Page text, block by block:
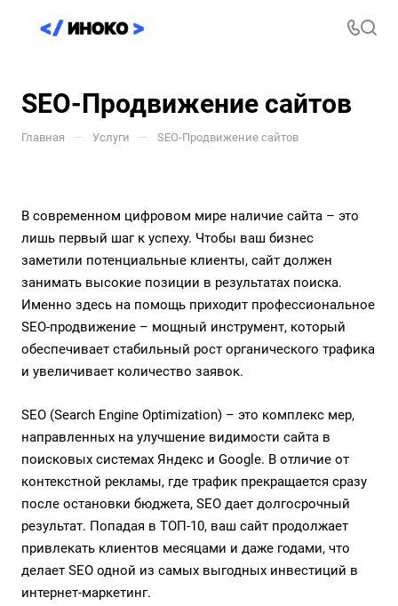
SEO-Продвижение сайтов
Главная — Услуги — SEO-Продвижение сайтов
В современном цифровом мире наличие сайта – это
лишь первый шаг к успеху. Чтобы ваш бизнес
заметили потенциальные клиенты, сайт должен
занимать высокие позиции в результатах поиска.
Именно здесь на помощь приходит профессиональное
SEO-продвижение – мощный инструмент, который
обеспечивает стабильный рост органического трафика
и увеличивает количество заявок.
SEO (Search Engine Optimization) – это комплекс мер,
направленных на улучшение видимости сайта в
поисковых системах Яндекс и Google. В отличие от
контекстной рекламы, где трафик прекращается сразу
после остановки бюджета, SEO дает долгосрочный
результат. Попадая в ТОП-10, ваш сайт продолжает
привлекать клиентов месяцами и даже годами, что
делает SEO одной из самых выгодных инвестиций в
интернет-маркетинг.